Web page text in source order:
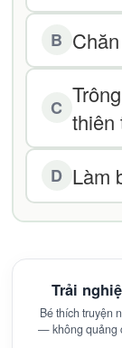
B
C thiên
D Làm
Trải
Bé thích truyện
— không quảng